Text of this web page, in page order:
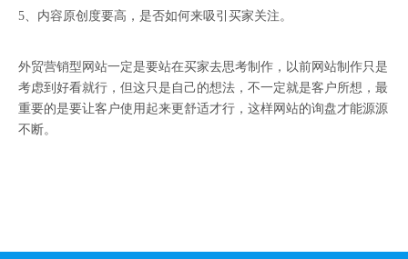
5、内容原创度要高，是否如何来吸引买家关注。
外贸营销型网站一定是要站在买家去思考制作，以前网站制作只是
考虑到好看就行，但这只是自己的想法，不一定就是客户所想，最
重要的是要让客户使用起来更舒适才行，这样网站的询盘才能源源
不断。